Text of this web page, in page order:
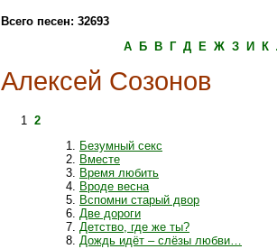
Всего песен: 32693
А
Б В Г Д Е Ж З И К
Алексей Созонов
1 2
Безумный секс
Вместе
Время любить
Вроде весна
Вспомни старый двор
Две дороги
Детство, где же ты?
Дождь идёт – слёзы любви…